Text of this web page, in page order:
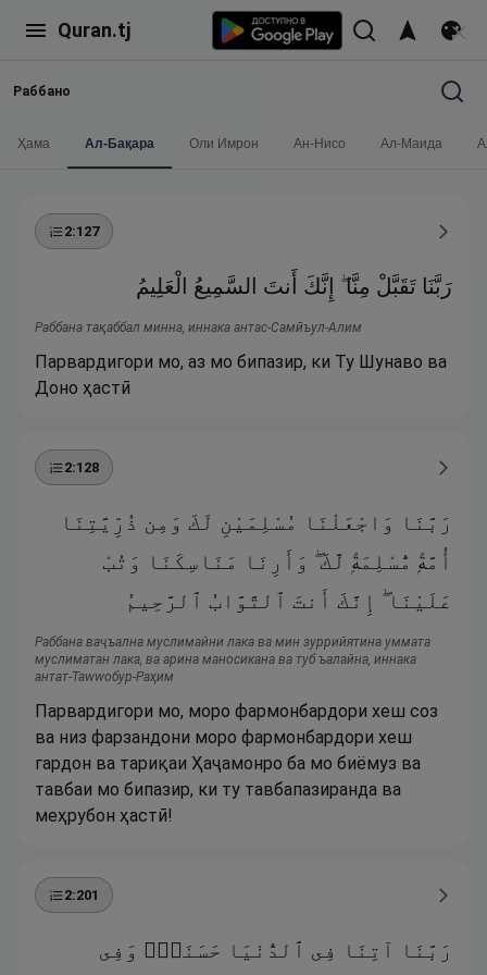
Quran.tj
Раббано
Ҳама Ал-Бақара Оли Имрон Ан-Нисо Ал-Маида
2:127
رَبَّنَا تَقَبَّلْ مِنَّا ۖ إِنَّكَ أَنتَ السَّمِيعُ الْعَلِيمُ
Раббана тақаббал минна, иннака антас-Самӣъул-Алим
Парвардигори мо, аз мо бипазир, ки Ту Шунаво ва
Доно ҳастӣ
2:128
رَبَّنَا وَاجْعَلْنَا مُسْلِمَيْنِ لَكَ وَمِن ذُرِّيَّتِنَا
أُمَّةًۭ مُّسْلِمَةًۭ لَّكَ ۖ وَأَرِنَا مَنَاسِكَنَا وَتُبْ
عَلَيْنَا ۖ إِنَّكَ أَنتَ ٱلتَّوَّابُ ٱلرَّحِيمُ
Раббана ваҷъална муслимайни лака ва мин зуррийятина уммата
муслиматан лака, ва арина маносикана ва туб ъалайна, иннака
антат-Таwwобур-Раҳим
Парвардигори мо, моро фармонбардори хеш соз
ва низ фарзандони моро фармонбардори хеш
гардон ва тариқаи Ҳаҷамонро ба мо биёмуз ва
тавбаи мо бипазир, ки ту тавбапазиранда ва
меҳрубон ҳастӣ!
2:201
رَبَّنَا آتِنَا فِى ٱلدُّنْيَا حَسَنَةًۭ وَفِى